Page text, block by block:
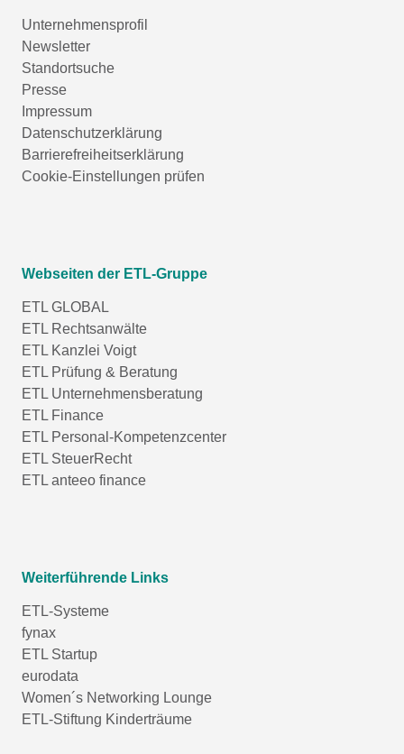
Unternehmensprofil
Newsletter
Standortsuche
Presse
Impressum
Datenschutzerklärung
Barrierefreiheitserklärung
Cookie-Einstellungen prüfen
Webseiten der ETL-Gruppe
ETL GLOBAL
ETL Rechtsanwälte
ETL Kanzlei Voigt
ETL Prüfung & Beratung
ETL Unternehmensberatung
ETL Finance
ETL Personal-Kompetenzcenter
ETL SteuerRecht
ETL anteeo finance
Weiterführende Links
ETL-Systeme
fynax
ETL Startup
eurodata
Women´s Networking Lounge
ETL-Stiftung Kinderträume